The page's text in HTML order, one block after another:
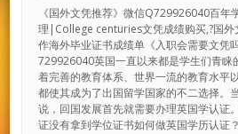
《国外文凭推荐》微信Q729926040百年
理|College centuries文凭成绩购买,?国外
作海外毕业证书成绩单《入职会需要文凭
729926040英国一直以来都是学生们青睐
着完善的教育体系、世界一流的教育水平
都使其成为了出国留学国家的不二选择。
说，回国发展首先就需要办理英国学认证
证没有拿到学位证书如何做英国学历认证？